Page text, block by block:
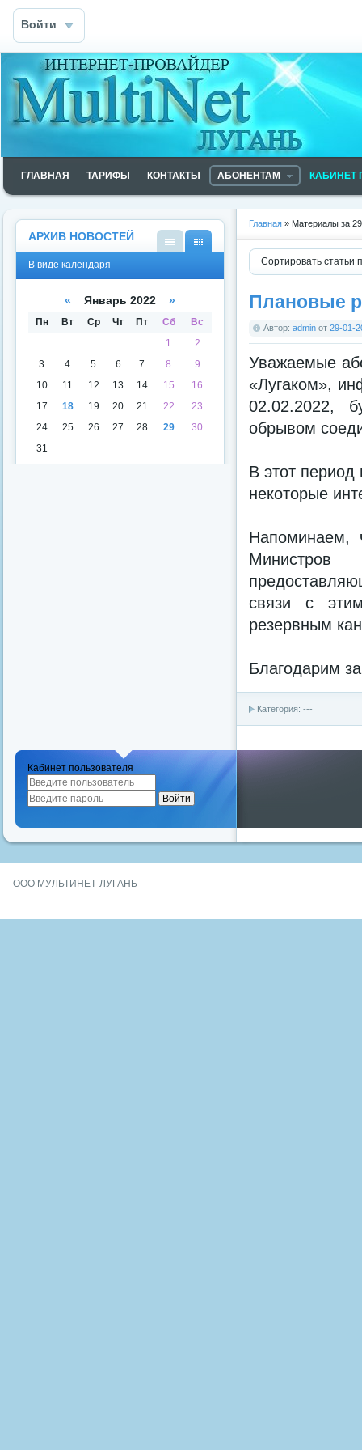
Войти
ГЛАВНАЯ ТАРИФЫ КОНТАКТЫ АБОНЕНТАМ КАБИНЕТ
Главная » Материалы за
Сортировать статьи
Плановые
Автор: admin от 29-01-
Уважаемые
«Лугаком»,
02.02.2022,
обрывом
В этот
некоторые
Напоминаем,
Министров
связи с
резервным
Благодарим
Категория: ---
АРХИВ НОВОСТЕЙ
кален
списк
В виде календаря
« Январь 2022 »
Пн Вт Ср Чт Пт Сб
Вс
1
2
3
4 5 6 7 8
9
10
11 12 13 14 15
16
17
18 19 20 21 22
23
24
25 26 27 28 29
30
31
Кабинет пользователя
ООО МУЛЬТИНЕТ-ЛУГАНЬ